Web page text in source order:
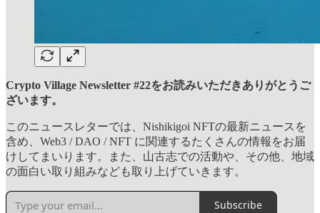
Crypto Village Newsletter #22をお読みいただきありがとうご
ざいます。
このニュースレターでは、Nishikigoi NFTの最新ニュースを
含め、Web3 / DAO / NFT に関連するたくさんの情報をお届
けしてまいります。また、山古志での活動や、その他、地域
の面白い取り組みなども取り上げていきます。
Subscribe